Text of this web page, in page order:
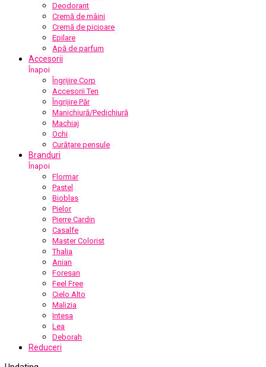
Deodorant
Cremă de mâini
Cremă de picioare
Epilare
Apă de parfum
Accesorii
Înapoi
Îngrijire Corp
Accesorii Ten
Îngrijire Păr
Manichiură/Pedichiură
Machiaj
Ochi
Curățare pensule
Branduri
Înapoi
Flormar
Pastel
Bioblas
Pielor
Pierre Cardin
Casalfe
Master Colorist
Thalia
Anian
Foresan
Feel Free
Cielo Alto
Malizia
Intesa
Lea
Deborah
Reduceri